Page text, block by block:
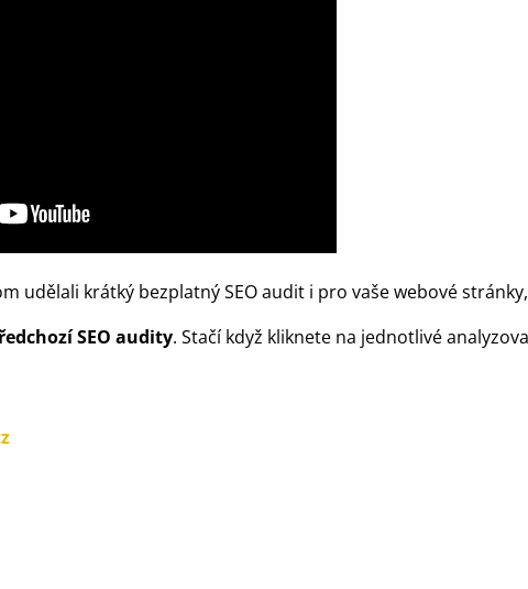
udělali krátký bezplatný SEO audit i pro vaše webové
SEO audity. Stačí když kliknete na jednotlivé